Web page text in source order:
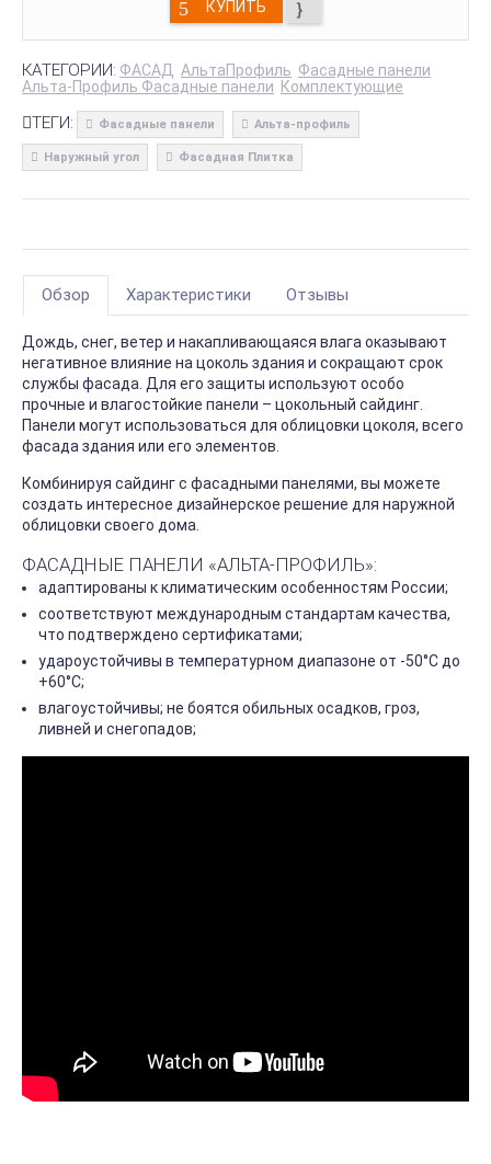
КУПИТЬ
КАТЕГОРИИ: ФАСАД АльтаПрофиль Фасадные панели
Альта-Профиль Фасадные панели Комплектующие
ТЕГИ: Фасадные панели Альта-профиль
Наружный угол Фасадная Плитка
Обзор Характеристики Отзывы
Дождь, снег, ветер и накапливающаяся влага оказывают
негативное влияние на цоколь здания и сокращают срок
службы фасада. Для его защиты используют особо
прочные и влагостойкие панели – цокольный сайдинг.
Панели могут использоваться для облицовки цоколя, всего
фасада здания или его элементов.
Комбинируя сайдинг с фасадными панелями, вы можете
создать интересное дизайнерское решение для наружной
облицовки своего дома.
ФАСАДНЫЕ ПАНЕЛИ «АЛЬТА-ПРОФИЛЬ»:
адаптированы к климатическим особенностям России;
соответствуют международным стандартам качества,
что подтверждено сертификатами;
удароустойчивы в температурном диапазоне от -50°С до
+60°С;
влагоустойчивы; не боятся обильных осадков, гроз,
ливней и снегопадов;